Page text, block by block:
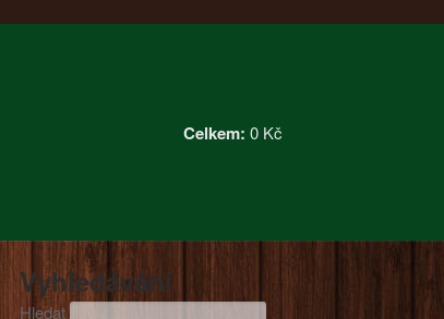
Celkem: 0 Kč
Vyhledávání
Hledat